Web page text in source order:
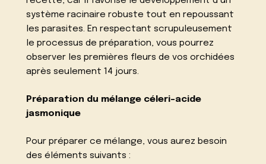
système racinaire robuste tout en repoussant
les parasites. En respectant scrupuleusement
le processus de préparation, vous pourrez
observer les premières fleurs de vos orchidées
après seulement 14 jours.
Préparation du mélange céleri-acide
jasmonique
Pour préparer ce mélange, vous aurez besoin
des éléments suivants :